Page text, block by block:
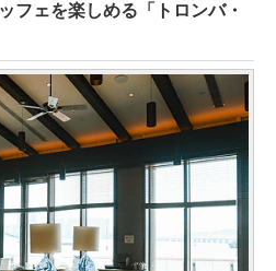
フェを楽しめる「トロンバ・